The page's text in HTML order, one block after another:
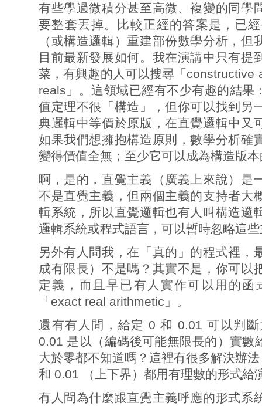
有些學過微積分甚至高微、複變的同學
要整套丟掉。比較正經的答案是，已
（或構造邏輯）重建部份數學分析，
目前最新發展如何。我在演講中只有提
菜，有興趣的人可以搜尋「
reals」。這領域已經有不少有趣的結果
值定理不很「構造」，但你可以找到另
典邏輯中等價於原版，在直覺邏輯中又
如果我們想擁抱構造原則，數學分析確
變得價值全無；至少它可以成為構造版
啊，是的，直覺主義（廣義上來說）是
不是直覺主義，但兩個主義的支持者大
輯系統，所以直覺邏輯也有人叫構造邏
邏輯系統或程式語言，可以暫時忽略這
另外有人問我，在「真的」的程式裡，
成有限長）不是嗎？其實不是，你可以
定義，而且早已有人實作可以用的函
「exact real arithmetic」。
還有有人問，給定 0 和 0.01 可以判
0.01 是以（編碼後可能無限長的）實數
大於零都不知道嗎？這裡有很多解決辦
和 0.01 （上下界）都用有理數的形式給
有人問為什麼跟直覺主義呼應的形式系